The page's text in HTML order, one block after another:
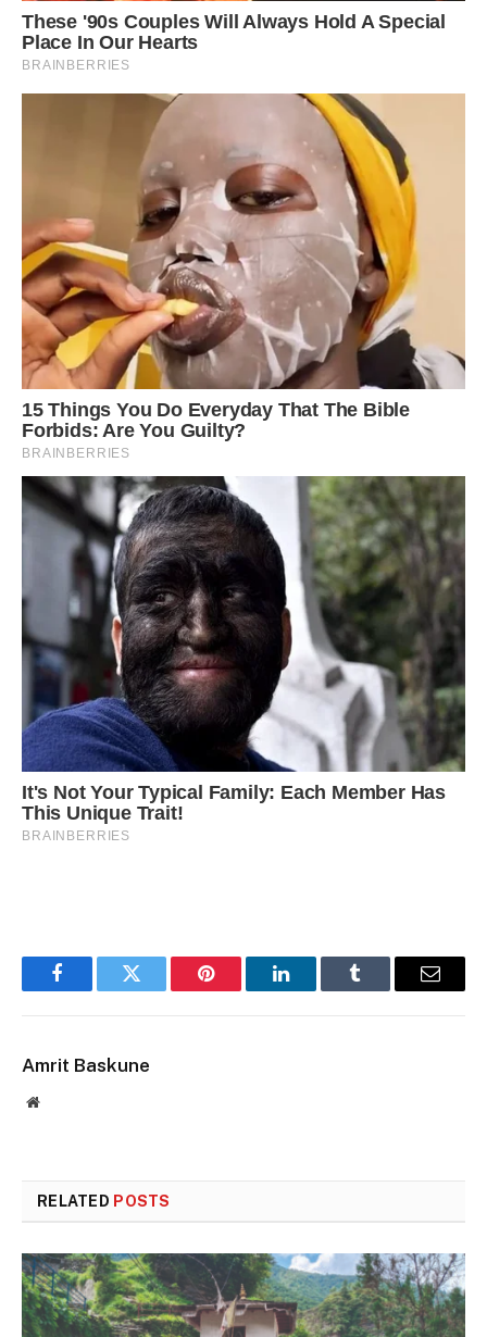
FacebookTwitter Pinterest LinkedInTumblr Email
Amrit Baskune
Website
RELATED POSTS